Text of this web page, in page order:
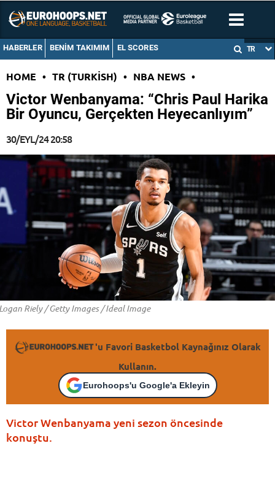
HABERLER BENIM TAKIMIM EL SCORES TR
HOME • TR (TURKISH) • NBA NEWS •
Victor Wenbanyama: “Chris Paul Harika
Bir Oyuncu, Gerçekten Heyecanlıyım”
30/EYL/24 20:58
Riely / Getty Images / Ideal Image
'u Favori Basketbol Kaynağınız Olarak
Kullanın.
Eurohoops'u Google'a Ekleyin
Victor Wenbanyama yeni sezon öncesinde
konuştu.